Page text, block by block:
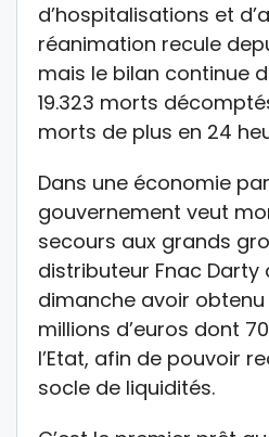
d’hospitalisations et
réanimation recule
mais le bilan continue
19.323 morts
morts de plus en 24
Dans une économie
gouvernement veut
secours aux grands
distributeur Fnac Darty
dimanche avoir
millions d’euros dont
l’Etat, afin de pouvoir
socle de liquidités.